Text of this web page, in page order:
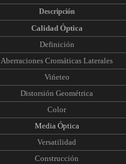
Descripción
Calidad Óptica
Definición
Aberraciones Cromáticas Laterales
Vińeteo
Distorsión Geométrica
Color
Media Óptica
Versatilidad
Construcción